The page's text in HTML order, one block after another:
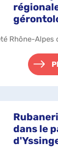
Rhône-
dans le